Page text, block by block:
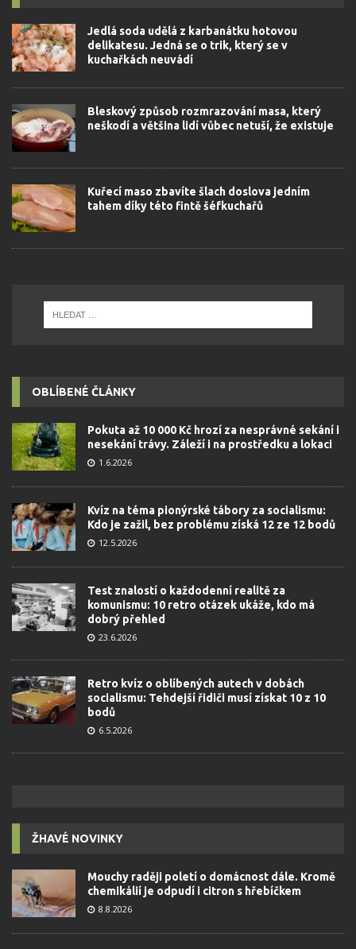
Jedlá soda udělá z karbanátku hotovou
delikatesu. Jedná se o trik, který se v
kuchařkách neuvádí
Bleskový způsob rozmrazování masa, který
neškodí a většina lidí vůbec netuší, že existuje
Kuřecí maso zbavíte šlach doslova jedním
tahem díky této fintě šéfkuchařů
OBLÍBENÉ ČLÁNKY
Pokuta až 10 000 Kč hrozí za nesprávné sekání i
nesekání trávy. Záleží i na prostředku a lokaci
1.6.2026
Kvíz na téma pionýrské tábory za socialismu:
Kdo je zažil, bez problému získá 12 ze 12 bodů
12.5.2026
Test znalostí o každodenní realitě za
komunismu: 10 retro otázek ukáže, kdo má
dobrý přehled
23.6.2026
Retro kvíz o oblíbených autech v dobách
socialismu: Tehdejší řidiči musí získat 10 z 10
bodů
6.5.2026
ŽHAVÉ NOVINKY
Mouchy raději poletí o domácnost dále. Kromě
chemikálií je odpudí i citron s hřebíčkem
8.8.2026